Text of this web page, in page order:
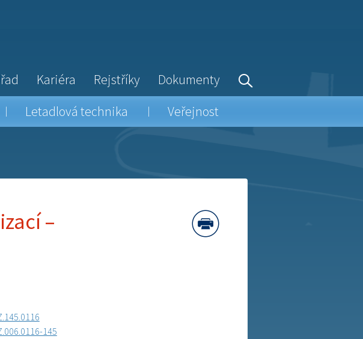
Kariéra Rejstříky
Dokumenty
Letadlová technika Veřejnost
–
145